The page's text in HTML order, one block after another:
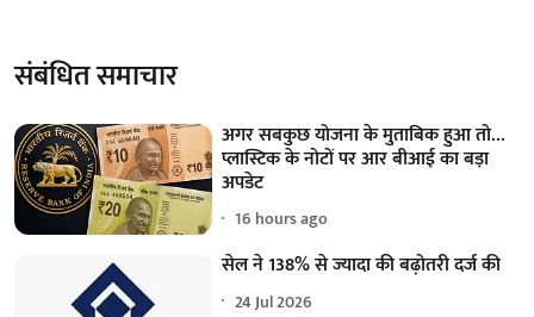
संबंधित समाचार
अगर सबकुछ योजना के मुताबिक हुआ तो...
प्लास्टिक के नोटों पर आर बीआई का बड़ा
अपडेट
16 hours ago
सेल ने 138% से ज्यादा की बढ़ोतरी दर्ज की
24 Jul 2026